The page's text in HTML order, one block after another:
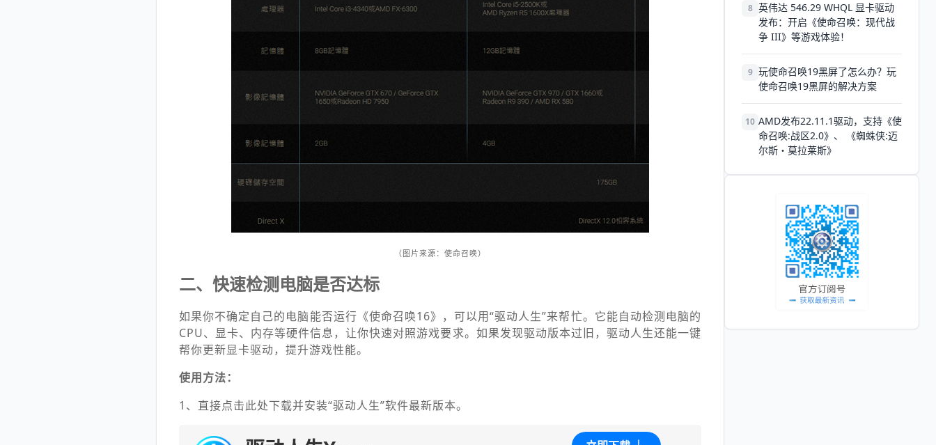
（图片来源：使命召唤）
二、快速检测电脑是否达标
如果你不确定自己的电脑能否运行《使命召唤16》，可以用“驱动人生”来帮忙。它能自动检测电脑的
CPU、显卡、内存等硬件信息，让你快速对照游戏要求。如果发现驱动版本过旧，驱动人生还能一键
帮你更新显卡驱动，提升游戏性能。
使用方法：
1、直接点击此处下载并安装“驱动人生”软件最新版本。
8 英伟达 546.29 WHQL 显卡驱动
发布：开启《使命召唤：现代战
争 III》等游戏体验！
9 玩使命召唤19黑屏了怎么办？玩
使命召唤19黑屏的解决方案
10 AMD发布22.11.1驱动，支持《使
命召唤:战区2.0》、 《蜘蛛侠:迈
尔斯・莫拉莱斯》